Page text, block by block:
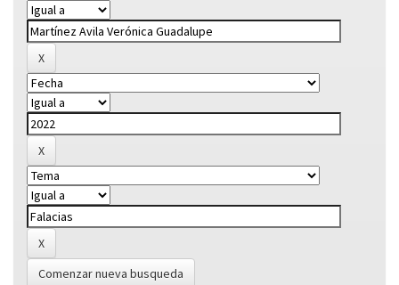
Comenzar nueva busqueda